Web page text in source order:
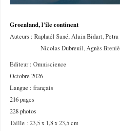
Groenland, l'île continent
Auteurs : Raphaél Sané, Alain Bidart, Petra
Nicolas Dubreuil, Agnès
Editeur : Omniscience
Octobre 2026
Langue : français
216 pages
228 photos
Taille : 23,5 x 1,8 x 23,5 cm